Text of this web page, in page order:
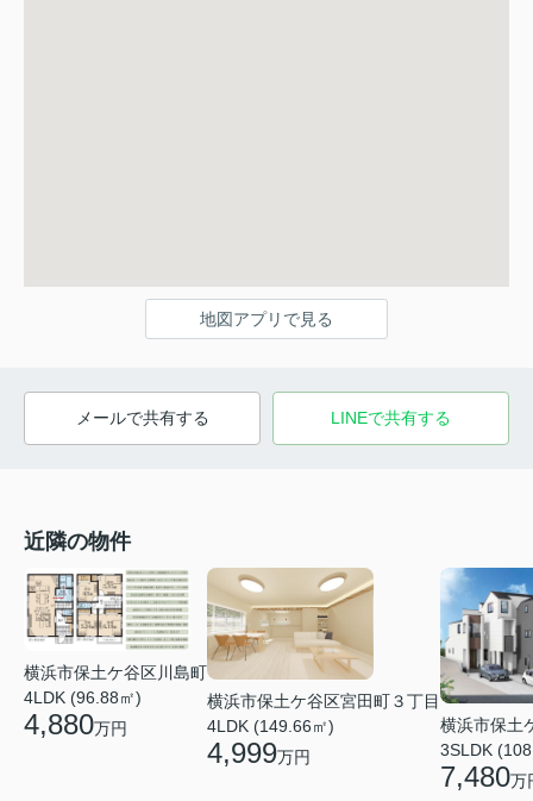
地図アプリで見る
メールで共有する LINEで共有する
近隣の物件
横浜市保土ケ谷区川島町
4LDK (96.88㎡)
4,880万円
横浜市保土ケ谷区宮田町３丁目
4LDK (149.66㎡)
4,999万円
横浜市保土
3SLDK
7,480万